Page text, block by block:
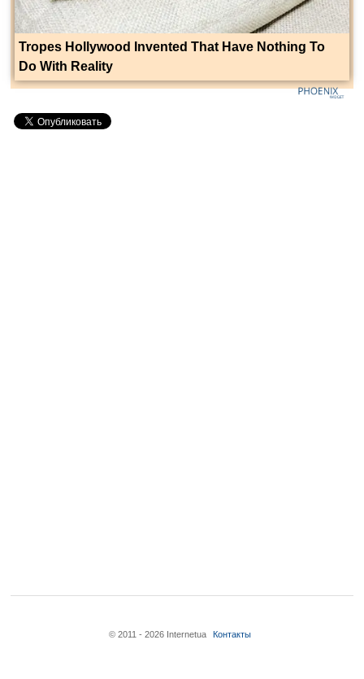
Tropes Hollywood Invented That Have Nothing To
Do With Reality
© 2011 - 2026 Internetua Контакты